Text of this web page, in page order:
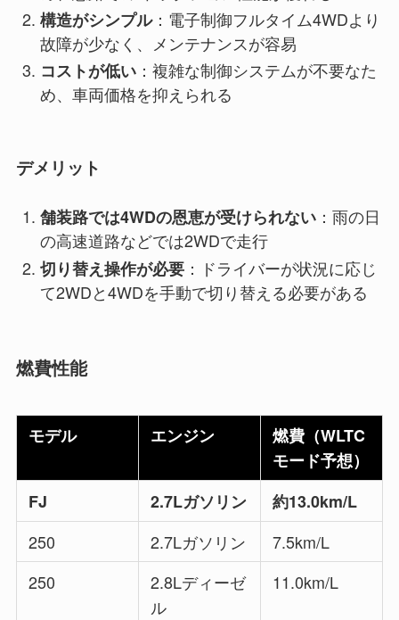
構造がシンプル：電子制御フルタイム4WDより
故障が少なく、メンテナンスが容易
コストが低い：複雑な制御システムが不要なた
め、車両価格を抑えられる
デメリット
舗装路では4WDの恩恵が受けられない：雨の日
の高速道路などでは2WDで走行
切り替え操作が必要：ドライバーが状況に応じ
て2WDと4WDを手動で切り替える必要がある
燃費性能
モデル エンジン
燃費（WLTC
モード予想）
FJ
2.7Lガソリン
約13.0km/L
250
2.7Lガソリン
7.5km/L
250
2.8Lディーゼ
ル
11.0km/L